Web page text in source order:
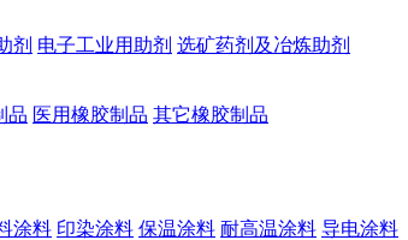
剂 电子工业用助剂 选矿药剂及冶炼助剂
品 医用橡胶制品 其它橡胶制品
涂料 印染涂料 保温涂料 耐高温涂料 导电涂料